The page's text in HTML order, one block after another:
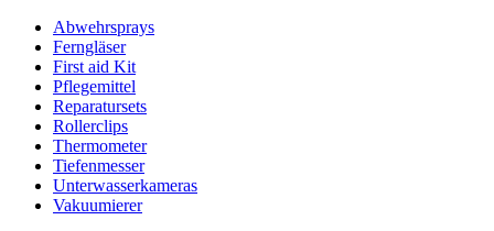
Abwehrsprays
Ferngläser
First aid Kit
Pflegemittel
Reparatursets
Rollerclips
Thermometer
Tiefenmesser
Unterwasserkameras
Vakuumierer